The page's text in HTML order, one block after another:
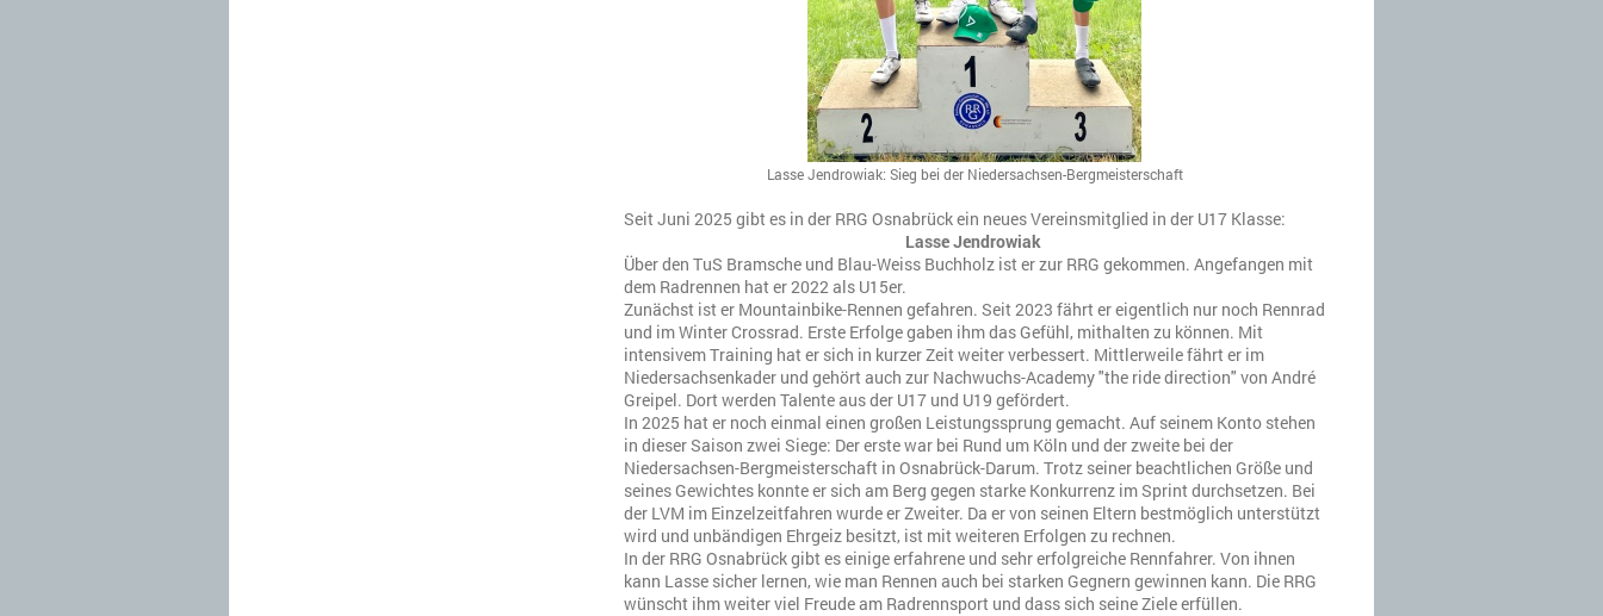
Lasse Jendrowiak: Sieg bei der Niedersachsen-Bergmeisterschaft
Seit Juni 2025 gibt es in der RRG Osnabrück ein neues Vereinsmitglied in der U17 Klasse:
Lasse Jendrowiak
Über den TuS Bramsche und Blau-Weiss Buchholz ist er zur RRG gekommen. Angefangen mit
dem Radrennen hat er 2022 als U15er.
Zunächst ist er Mountainbike-Rennen gefahren. Seit 2023 fährt er eigentlich nur noch Rennrad
und im Winter Crossrad. Erste Erfolge gaben ihm das Gefühl, mithalten zu können. Mit
intensivem Training hat er sich in kurzer Zeit weiter verbessert. Mittlerweile fährt er im
Niedersachsenkader und gehört auch zur Nachwuchs-Academy "the ride direction" von André
Greipel. Dort werden Talente aus der U17 und U19 gefördert.
In 2025 hat er noch einmal einen großen Leistungssprung gemacht. Auf seinem Konto stehen
in dieser Saison zwei Siege: Der erste war bei Rund um Köln und der zweite bei der
Niedersachsen-Bergmeisterschaft in Osnabrück-Darum. Trotz seiner beachtlichen Größe und
seines Gewichtes konnte er sich am Berg gegen starke Konkurrenz im Sprint durchsetzen. Bei
der LVM im Einzelzeitfahren wurde er Zweiter. Da er von seinen Eltern bestmöglich unterstützt
wird und unbändigen Ehrgeiz besitzt, ist mit weiteren Erfolgen zu rechnen.
In der RRG Osnabrück gibt es einige erfahrene und sehr erfolgreiche Rennfahrer. Von ihnen
kann Lasse sicher lernen, wie man Rennen auch bei starken Gegnern gewinnen kann. Die RRG
wünscht ihm weiter viel Freude am Radrennsport und dass sich seine Ziele erfüllen.